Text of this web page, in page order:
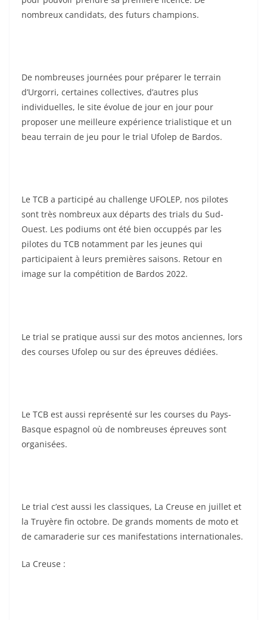
nombreux candidats, des futurs champions.
De nombreuses journées pour préparer le terrain
d’Urgorri, certaines collectives, d’autres plus
individuelles, le site évolue de jour en jour pour
proposer une meilleure expérience trialistique et un
beau terrain de jeu pour le trial Ufolep de Bardos.
Le TCB a participé au challenge UFOLEP, nos pilotes
sont très nombreux aux départs des trials du Sud-
Ouest. Les podiums ont été bien occuppés par les
pilotes du TCB notamment par les jeunes qui
participaient à leurs premières saisons. Retour en
image sur la compétition de Bardos 2022.
Le trial se pratique aussi sur des motos anciennes, lors
des courses Ufolep ou sur des épreuves dédiées.
Le TCB est aussi représenté sur les courses du Pays-
Basque espagnol où de nombreuses épreuves sont
organisées.
Le trial c’est aussi les classiques, La Creuse en juillet et
la Truyère fin octobre. De grands moments de moto et
de camaraderie sur ces manifestations internationales.
La Creuse :